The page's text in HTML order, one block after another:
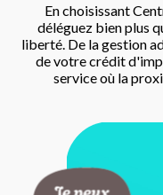
En choisissant
déléguez bien plus
liberté. De la gestion
de votre crédit
service où la